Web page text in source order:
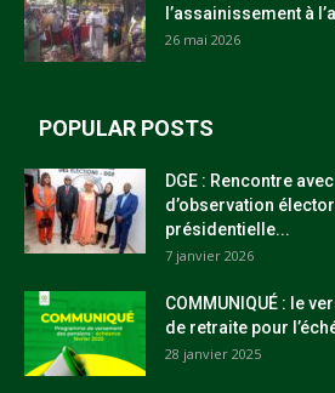
l’assainissement à
26 mai 2026
POPULAR POSTS
DGE : Rencontre
d’observation
présidentielle...
7 janvier 2026
COMMUNIQUÉ : le
de retraite pour
28 janvier 2025